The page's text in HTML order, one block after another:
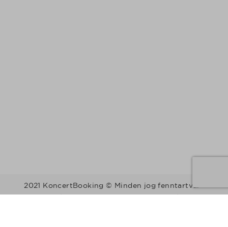
2021 KoncertBooking © Minden jog fenntartva.
Kapcsolat | Telefonszám: +36 30 157 9812 | E-mail: